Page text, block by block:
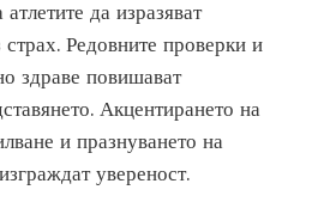
да изразяват
Редовните проверки и
здраве повишават
Акцентирането на
и празнуването на
увереност.